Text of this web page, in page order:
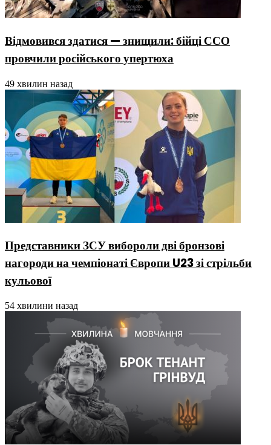
Відмовився здатися — знищили: бійці ССО
провчили російського упертюха
49 хвилин назад
Представники ЗСУ вибороли дві бронзові
нагороди на чемпіонаті Європи U23 зі стрільби
кульової
54 хвилини назад